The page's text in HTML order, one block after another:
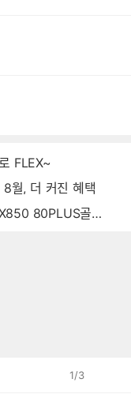
FLEX~
월, 더 커진 혜택
풀모듈러 ATX3.0 블랙
1/3